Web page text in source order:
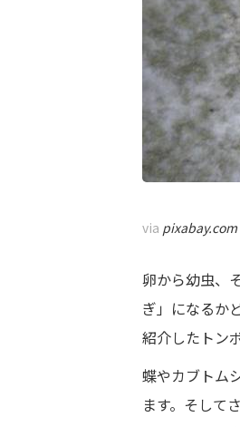
via pixabay.com
卵から幼虫、
ぎ」になるか
紹介したトン
蝶やカブトム
ます。そして